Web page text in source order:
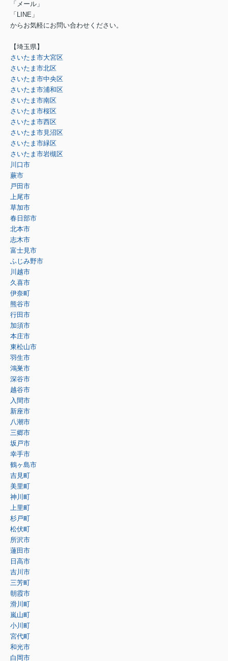
「メール」
「LINE」
からお気軽にお問い合わせください。
【埼玉県】
さいたま市大宮区
さいたま市北区
さいたま市中央区
さいたま市浦和区
さいたま市南区
さいたま市桜区
さいたま市西区
さいたま市見沼区
さいたま市緑区
さいたま市岩槻区
川口市
蕨市
戸田市
上尾市
草加市
春日部市
北本市
志木市
富士見市
ふじみ野市
川越市
久喜市
伊奈町
熊谷市
行田市
加須市
本庄市
東松山市
羽生市
鴻巣市
深谷市
越谷市
入間市
新座市
八潮市
三郷市
坂戸市
幸手市
鶴ヶ島市
吉見町
美里町
神川町
上里町
杉戸町
松伏町
所沢市
蓮田市
日高市
吉川市
三芳町
朝霞市
滑川町
嵐山町
小川町
宮代町
和光市
白岡市